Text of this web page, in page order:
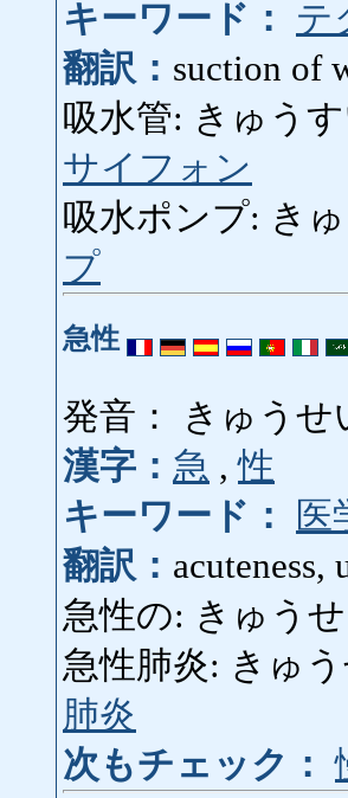
キーワード：
テ
翻訳： suction of
吸水管: きゅう
サイフォン
吸水ポンプ: き
プ
急性
発音： きゅうせ
漢字： 急 ,性
キーワード：
医
翻訳： acuteness,
急性の: きゅうせ
急性肺炎: きゅう
肺炎
次もチェック：